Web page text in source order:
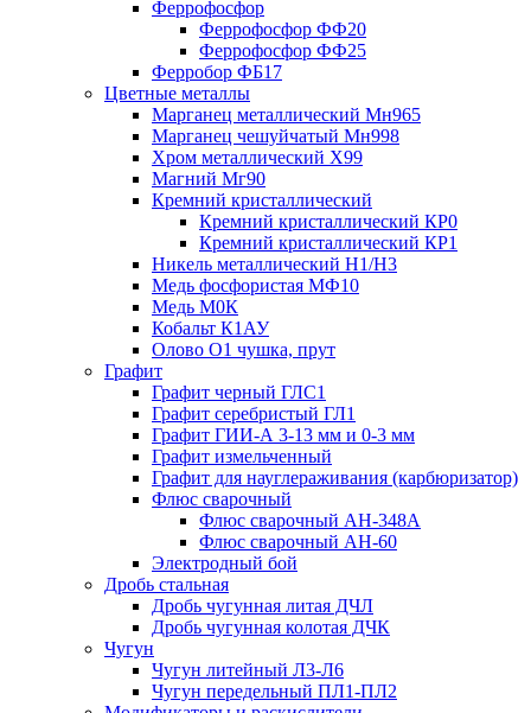
Феррофосфор
Феррофосфор ФФ20
Феррофосфор ФФ25
Ферробор ФБ17
Цветные металлы
Марганец металлический Мн965
Марганец чешуйчатый Мн998
Хром металлический Х99
Магний Мг90
Кремний кристаллический
Кремний кристаллический КР0
Кремний кристаллический КР1
Никель металлический Н1/Н3
Медь фосфористая МФ10
Медь М0К
Кобальт К1АУ
Олово О1 чушка, прут
Графит
Графит черный ГЛС1
Графит серебристый ГЛ1
Графит ГИИ-А 3-13 мм и 0-3 мм
Графит измельченный
Графит для науглераживания (карбюризатор)
Флюс сварочный
Флюс сварочный АН-348А
Флюс сварочный АН-60
Электродный бой
Дробь стальная
Дробь чугунная литая ДЧЛ
Дробь чугунная колотая ДЧК
Чугун
Чугун литейный Л3-Л6
Чугун передельный ПЛ1-ПЛ2